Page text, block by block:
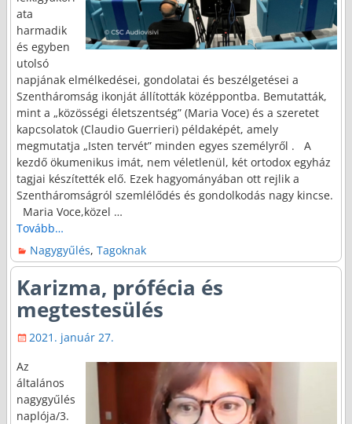
ata
harmadik
és egyben
utolsó
napjának elmélkedései, gondolatai és beszélgetései a
Szentháromság ikonját állították középpontba. Bemutatták,
mint a „közösségi életszentség” (Maria Voce) és a szeretet
kapcsolatok (Claudio Guerrieri) példaképét, amely
megmutatja „Isten tervét” minden egyes személyről . A
kezdő ökumenikus imát, nem véletlenül, két ortodox egyház
tagjai készítették elő. Ezek hagyományában ott rejlik a
Szentháromságról szemlélődés és gondolkodás nagy kincse.
Maria Voce,közel …
Tovább…
Nagygyűlés,Tagoknak
Karizma, prófécia és
megtestesülés
2021. január 27.
Az
általános
nagygyűlés
naplója/3.